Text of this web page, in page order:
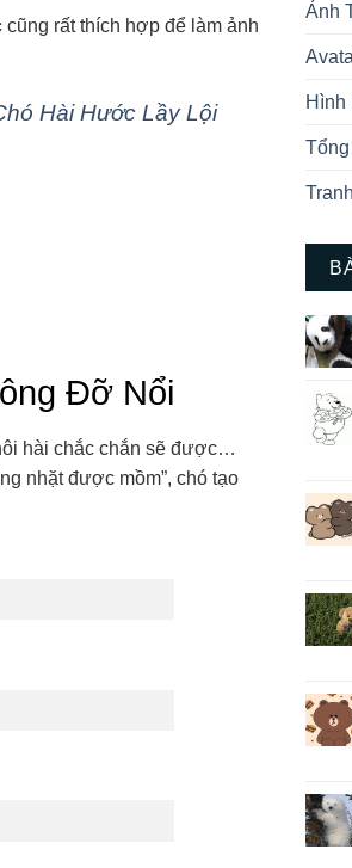
cũng rất thích hợp để làm ảnh
Hài Hước Lầy Lội
Đỡ Nổi
hài chắc chắn sẽ được…
nhặt được mồm”, chó tạo
Ảnh
Hình